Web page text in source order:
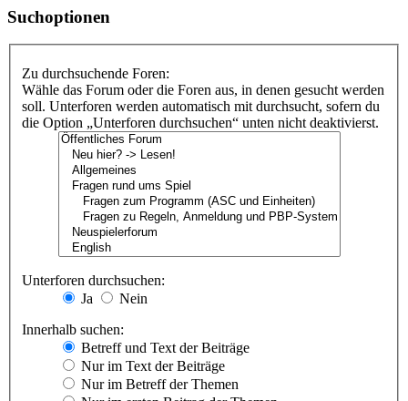
Suchoptionen
Zu durchsuchende Foren:
Wähle das Forum oder die Foren aus, in denen gesucht werden
soll. Unterforen werden automatisch mit durchsucht, sofern du
die Option „Unterforen durchsuchen“ unten nicht deaktivierst.
Unterforen durchsuchen:
Ja
Nein
Innerhalb suchen:
Betreff und Text der Beiträge
Nur im Text der Beiträge
Nur im Betreff der Themen